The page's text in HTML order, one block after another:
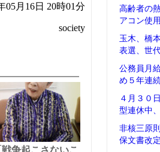
05月16日 20時01分
society
戦争起こさないこ
高齢者の
アコン使
玉木、橋
表選、世
公務員月
め５年連
４月３０
型連休中
非核三原
保文書改